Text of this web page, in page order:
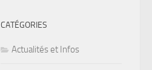
CATÉGORIES
Actualités et Infos